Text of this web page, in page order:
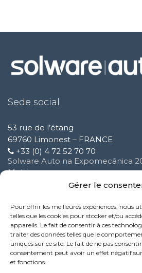
Gérer le
Pour offrir les meilleures expériences, nous
telles que les cookies pour stocker et/ou
appareils. Le fait de consentir à ces
traiter des données telles que le
uniques sur ce site. Le fait de ne pas
consentement peut avoir un effet négatif
et fonctions.
Sede social
53 rue de l’étang
69760 Limonest – FRANCE
+33 (0) 4 72 52 70 70
Solware Auto na Expomecânica
Motrio
Melhoria do nosso serviço de
16 Outubro 2024
Nova funcionalidade do serviço
9 Outubro 2024